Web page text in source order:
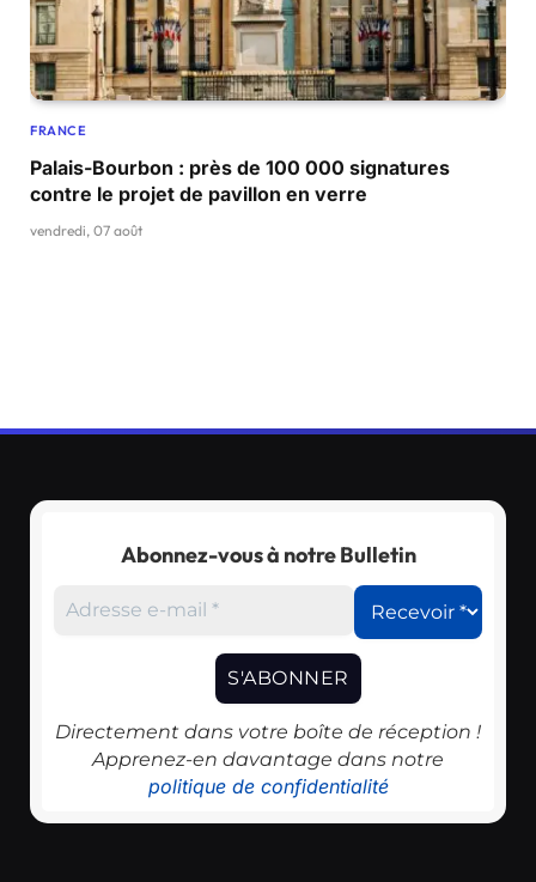
FRANCE
Palais-Bourbon : près de 100 000 signatures
contre le projet de pavillon en verre
vendredi, 07 août
Abonnez-vous à notre Bulletin
Directement dans votre boîte de réception !
Apprenez-en davantage dans notre
politique de confidentialité